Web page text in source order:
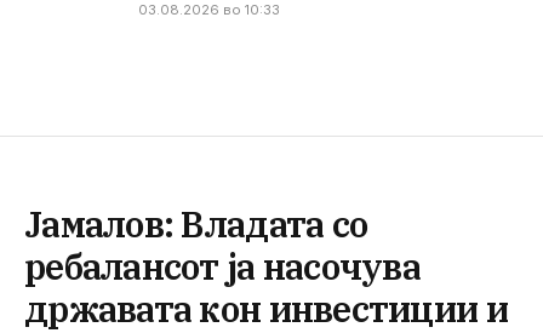
03.08.2026 во 10:33
Јамалов: Владата со
ребалансот ја насочува
државата кон инвестиции и